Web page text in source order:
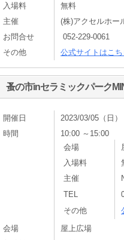
入場料
無料
主催
(株)アクセルホー
お問合せ
052-229-0061
その他
公式サイトはこち
蚤の市inセラミックパーク
開催日
2023/03/05（日）
時間
10:00 ～15:00
会場
入場料
主催
TEL
その他
会場
屋上広場